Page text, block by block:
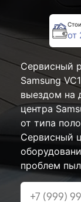
от
Сервисный
Samsung
выездом на
центра
от типа
Сервисный
проблем